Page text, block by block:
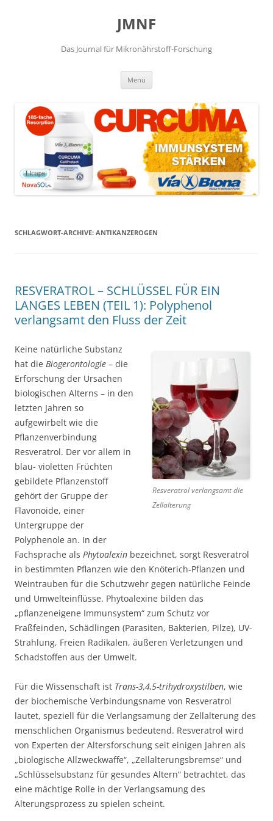
JMNF
Das Journal für Mikronährstoff-Forschung
Menü
SCHLAGWORT-ARCHIVE: ANTIKANZEROGEN
RESVERATROL – SCHLÜSSEL FÜR EIN
LANGES LEBEN (TEIL 1): Polyphenol
verlangsamt den Fluss der Zeit
Resveratrol verlangsamt die
Zellalterung
Keine natürliche Substanz
hat die Biogerontologie – die
Erforschung der Ursachen
biologischen Alterns – in den
letzten Jahren so
aufgewirbelt wie die
Pflanzenverbindung
Resveratrol. Der vor allem in
blau- violetten Früchten
gebildete Pflanzenstoff
gehört der Gruppe der
Flavonoide, einer
Untergruppe der
Polyphenole an. In der
Fachsprache als Phytoalexin bezeichnet, sorgt Resveratrol
in bestimmten Pflanzen wie den Knöterich-Pflanzen und
Weintrauben für die Schutzwehr gegen natürliche Feinde
und Umwelteinflüsse. Phytoalexine bilden das
„pflanzeneigene Immunsystem“ zum Schutz vor
Fraßfeinden, Schädlingen (Parasiten, Bakterien, Pilze), UV-
Strahlung, Freien Radikalen, äußeren Verletzungen und
Schadstoffen aus der Umwelt.
Für die Wissenschaft ist Trans-3,4,5-trihydroxystilben, wie
der biochemische Verbindungsname von Resveratrol
lautet, speziell für die Verlangsamung der Zellalterung des
menschlichen Organismus bedeutend. Resveratrol wird
von Experten der Altersforschung seit einigen Jahren als
„biologische Allzweckwaffe“, „Zellalterungsbremse“ und
„Schlüsselsubstanz für gesundes Altern“ betrachtet, das
eine mächtige Rolle in der Verlangsamung des
Alterungsprozess zu spielen scheint.